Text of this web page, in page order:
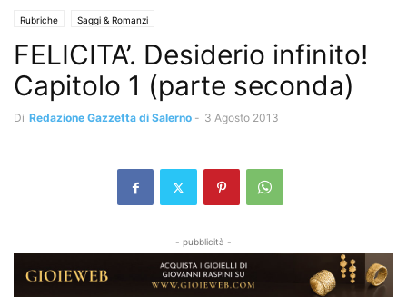
Rubriche Saggi & Romanzi
FELICITA’. Desiderio infinito!
Capitolo 1 (parte seconda)
Di Redazione Gazzetta di Salerno - 3 Agosto 2013
- pubblicità -